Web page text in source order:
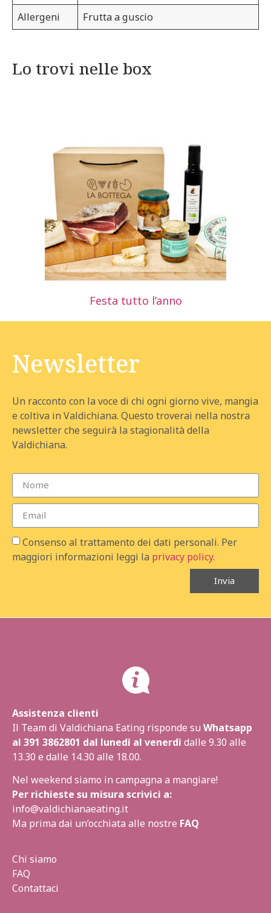
Allergeni
Frutta a guscio
Lo trovi nelle box
Festa tutto l’anno
Newsletter
Un racconto con la voce di chi ogni giorno vive, mangia
e coltiva in Valdichiana. Questo troverai nella nostra
newsletter che seguirà la stagionalità della
Valdichiana.
Consenso al trattamento dei dati personali. Per
maggiori informazioni leggi la privacy policy.
Invia
Assistenza clienti
Il Team di Valdichiana Eating risponde su Whatsapp
al 391 3862801 dal lunedì al venerdì dalle 9.30 alle
13.30 e dalle 14.30 alle 18.00.
Nel weekend siamo in campagna a mangiare!
Per richieste su misura scrivici a:
info@valdichianaeating.it
Ma prima dai un’occhiata alle nostre FAQ
Chi siamo
FAQ
Contattaci